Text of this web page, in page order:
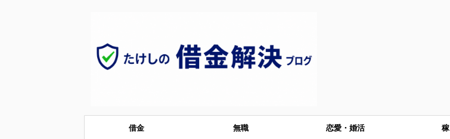
借金 無職 恋愛・婚活